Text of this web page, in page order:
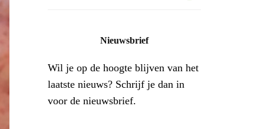
Nieuwsbrief
Wil je op de hoogte blijven van het
laatste nieuws? Schrijf je dan in
voor de nieuwsbrief.